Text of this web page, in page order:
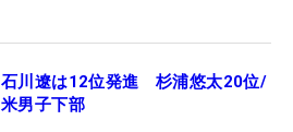
石川遼は12位発進 杉浦悠太20位/
米男子下部